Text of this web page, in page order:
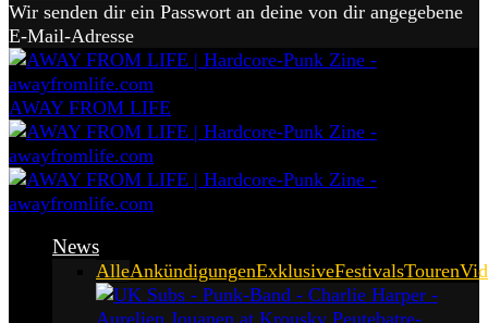
Wir senden dir ein Passwort an deine von dir angegebene
E-Mail-Adresse
AWAY FROM LIFE
News
AlleAnkündigungenExklusiveFestivalsTouren